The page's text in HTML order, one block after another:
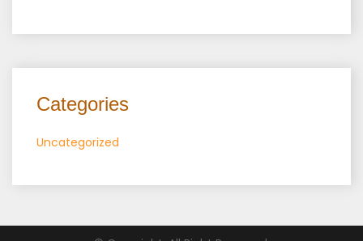
Categories
Uncategorized